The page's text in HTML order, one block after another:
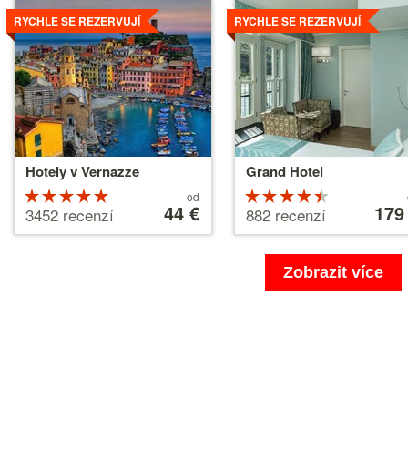
Hotely v Vernazze
RYCHLE SE REZERVUJÍ
Hodnocení
5 z 5
3452 recenzí
od
44 €
Více
Grand Hotel
RYCHLE SE REZERVUJÍ
4.5 z 5
882 recenzí 179 €
Více
Zobrazit více